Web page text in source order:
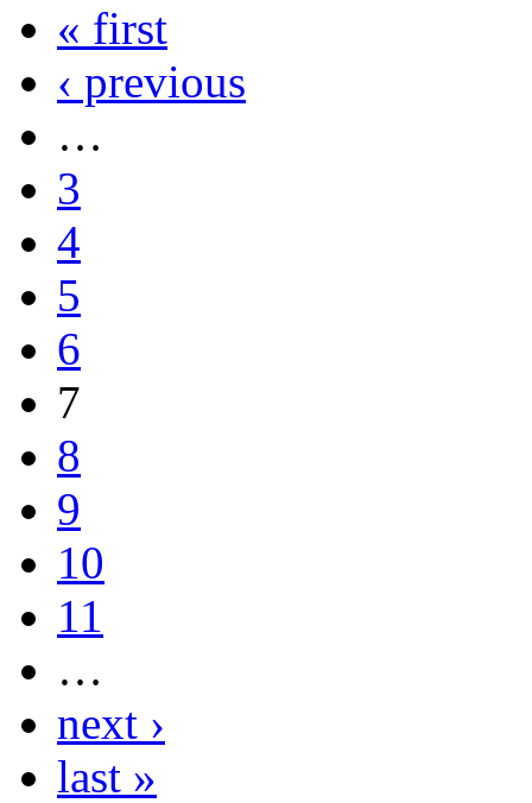
« first
‹ previous
…
3
4
5
6
7
8
9
10
11
…
next ›
last »